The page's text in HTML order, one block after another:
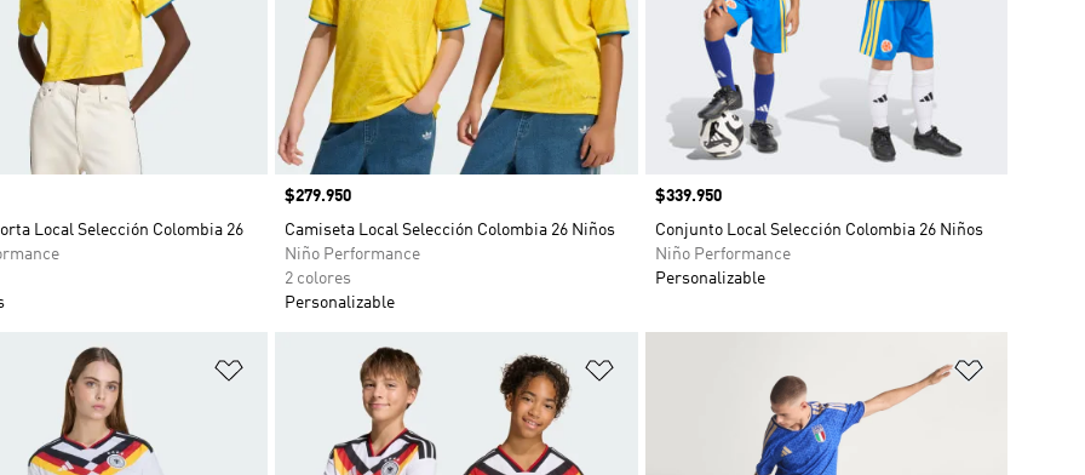
Local Selección Colombia 26
Precio
$279.950
Camiseta Local Selección Colombia 26 Niños
Niño Performance
2 colores
Personalizable
Precio
$339.950
Conjunto Local Selección Colombia 26 Niños
Niño Performance
Personalizable
de deseos Añadir a la lista de deseos